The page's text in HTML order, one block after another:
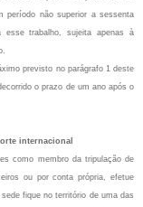
período não superior a sessenta
trabalho, sujeita apenas à
previsto no parágrafo 1 deste
o prazo de um ano após o
internacional
como membro da tripulação de
ou por conta própria, efetue
fique no território de uma das